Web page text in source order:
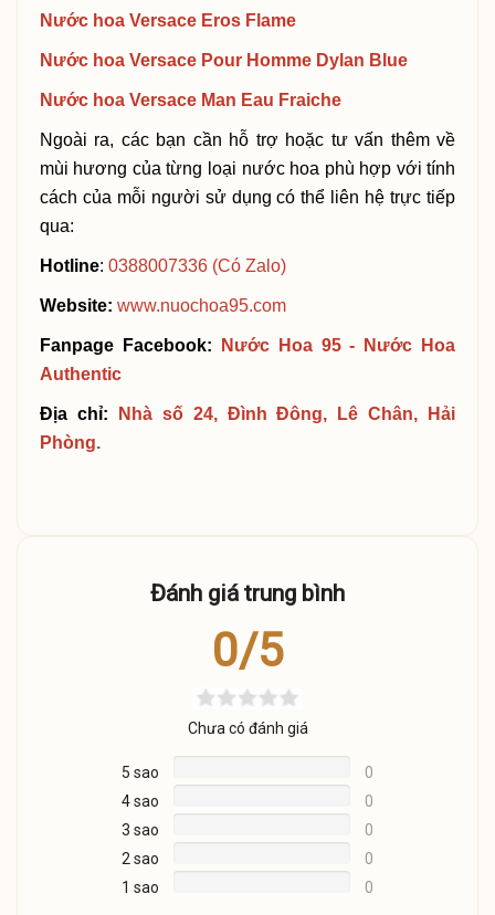
Nước hoa Versace Eros Flame
Nước hoa Versace Pour Homme Dylan Blue
Nước hoa Versace Man Eau Fraiche
Ngoài ra, các bạn cần hỗ trợ hoặc tư vấn thêm về
mùi hương của từng loại nước hoa phù hợp với tính
cách của mỗi người sử dụng có thể liên hệ trực tiếp
qua:
Hotline: 0388007336 (Có Zalo)
Website: www.nuochoa95.com
Fanpage Facebook:
Nước Hoa 95 - Nước Hoa
Authentic
Địa chỉ:
Nhà số 24, Đình Đông, Lê Chân, Hải
Phòng.
Đánh giá trung bình
0/5
Chưa có đánh giá
5 sao
0
4 sao
0
3 sao
0
2 sao
0
1 sao
0